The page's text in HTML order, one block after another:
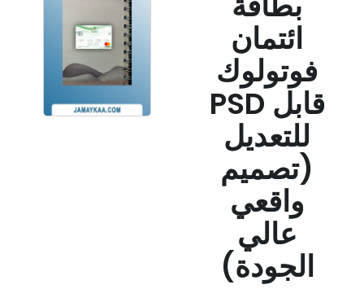
ائتمان
فوتولوك
PSD قابل
للتعديل
(تصميم
واقعي
عالي
الجودة)